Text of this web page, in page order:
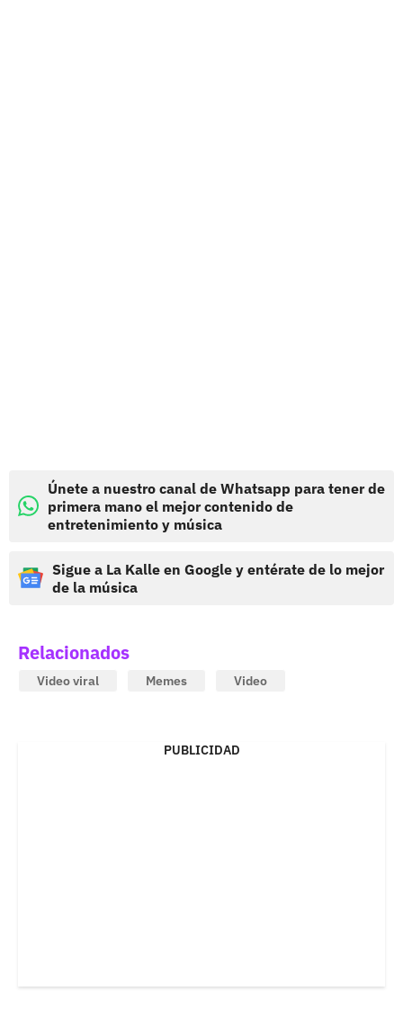
Únete a nuestro canal de Whatsapp para tener de
primera mano el mejor contenido de
entretenimiento y música
Sigue a La Kalle en Google y entérate de lo mejor
de la música
Relacionados
Video viral Memes Video
PUBLICIDAD